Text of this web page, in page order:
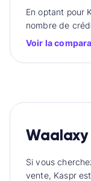
En optant pour
nombre de
Voir la
Waalaxy
Si vous
vente, Kaspr